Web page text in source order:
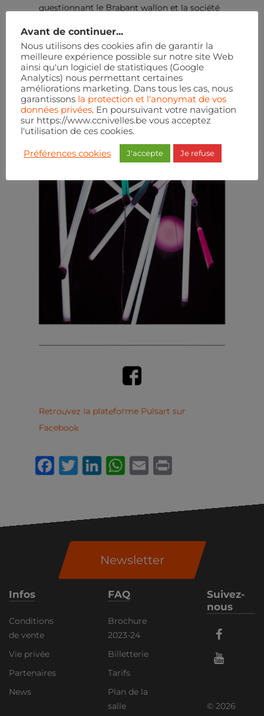
questionnant le Brabant wallon et la société
Retrouvez la plateforme Pulsart sur
Facebook
Facebook
Twitter
LinkedIn
WhatsApp
Email
Newsletter
Infos
Conditions
de vente
Vie privée
Partenaires
News
FAQ
Brochure
2023-24
Billetterie
Tarifs
Plan de la
salle
Suivez-
nous
© 2026
Avant de continuer...
Nous utilisons des cookies afin de garantir la
meilleure expérience possible sur notre site Web
ainsi qu'un logiciel de statistiques (Google
Analytics) nous permettant certaines
améliorations marketing. Dans tous les cas, nous
garantissons la protection et l'anonymat de vos
données privées. En poursuivant votre navigation
sur https://www.ccnivelles.be vous acceptez
l'utilisation de ces cookies.
Préférences cookies J'accepte Je refuse